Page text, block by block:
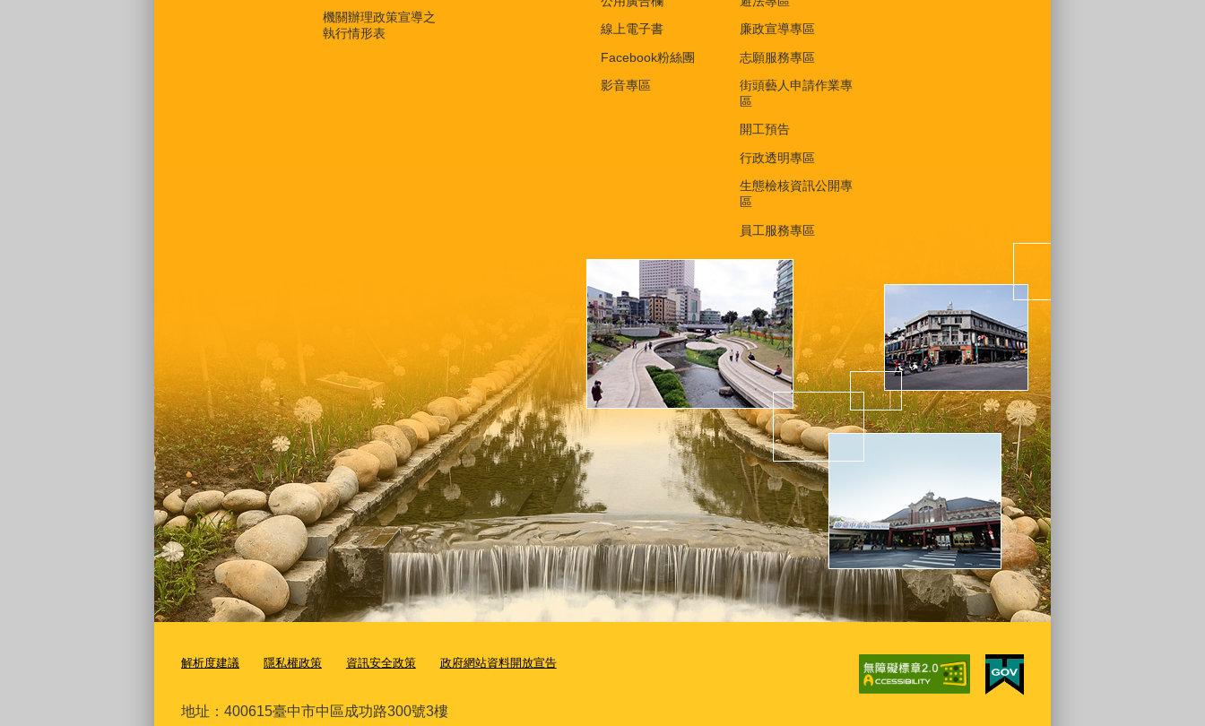
機關辦理政策宣導之
執行情形表
線上電子書
Facebook粉絲團
影音專區
廉政宣導專區
志願服務專區
街頭藝人申請作業專
區
開工預告
行政透明專區
生態檢核資訊公開專
區
員工服務專區
解析度建議 隱私權政策 資訊安全政策 政府網站資料開放宣告
地址：400615臺中市中區成功路300號3樓